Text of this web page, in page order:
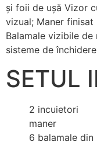
şi foii de uşă Vizor
vizual; Maner
Balamale vizibile
sisteme de
SETUL
2 incuietori
maner
6 balamale din